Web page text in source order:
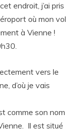
endroit, j’ai pris
où mon vol
à Vienne !
vers le
d’où je vais
comme son nom
Il est situé